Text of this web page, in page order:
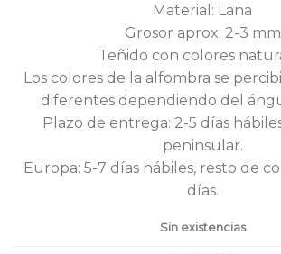
Material: Lana
Grosor aprox: 2-3 mm
Teñido con colores
Los colores de la alfombra se
diferentes dependiendo del
Plazo de entrega: 2-5 días
peninsular.
Europa: 5-7 días hábiles, resto de
días.
Sin existencias